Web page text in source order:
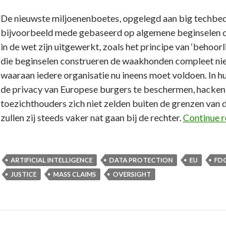
De nieuwste miljoenenboetes, opgelegd aan big
bijvoorbeeld mede gebaseerd op algemene beginselen
in de wet zijn uitgewerkt, zoals het principe van
die beginselen construeren de waakhonden compleet
waaraan iedere organisatie nu ineens moet voldoen. In
de privacy van Europese burgers te beschermen, hacken
toezichthouders zich niet zelden buiten de grenzen van
zullen zij steeds vaker nat gaan bij de rechter.Continue
ARTIFICIAL INTELLIGENCE DATA PROTECTION EU
JUSTICE
MASS CLAIMS OVERSIGHT